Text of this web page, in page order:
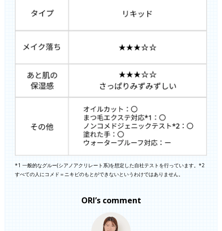
*1 一般的なグルー(シアノアクリレート系)を想定した自社テストを行っています。*2
すべての人にコメド＝ニキビのもとができないというわけではありません。
ORI’s comment